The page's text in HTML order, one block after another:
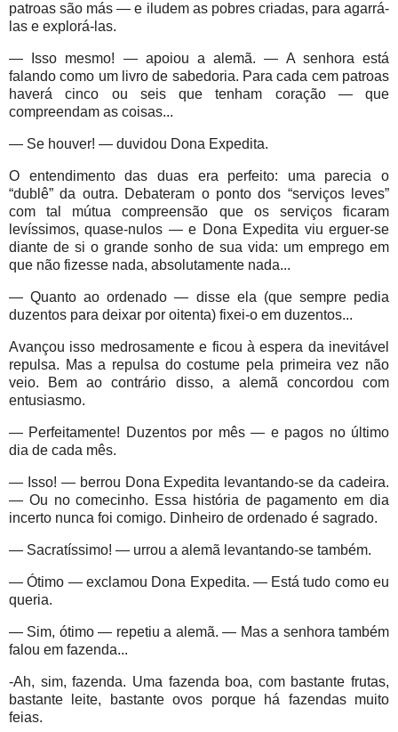
patroas são más — e iludem as pobres criadas, para agarrá-
las e explorá-las.
— Isso mesmo! — apoiou a alemã. — A senhora está
falando como um livro de sabedoria. Para cada cem patroas
haverá cinco ou seis que tenham coração — que
compreendam as coisas...
— Se houver! — duvidou Dona Expedita.
O entendimento das duas era perfeito: uma parecia o
“dublê” da outra. Debateram o ponto dos “serviços leves”
com tal mútua compreensão que os serviços ficaram
levíssimos, quase-nulos — e Dona Expedita viu erguer-se
diante de si o grande sonho de sua vida: um emprego em
que não fizesse nada, absolutamente nada...
— Quanto ao ordenado — disse ela (que sempre pedia
duzentos para deixar por oitenta) fixei-o em duzentos...
Avançou isso medrosamente e ficou à espera da inevitável
repulsa. Mas a repulsa do costume pela primeira vez não
veio. Bem ao contrário disso, a alemã concordou com
entusiasmo.
— Perfeitamente! Duzentos por mês — e pagos no último
dia de cada mês.
— Isso! — berrou Dona Expedita levantando-se da cadeira.
— Ou no comecinho. Essa história de pagamento em dia
incerto nunca foi comigo. Dinheiro de ordenado é sagrado.
— Sacratíssimo! — urrou a alemã levantando-se também.
— Ótimo — exclamou Dona Expedita. — Está tudo como eu
queria.
— Sim, ótimo — repetiu a alemã. — Mas a senhora também
falou em fazenda...
-Ah, sim, fazenda. Uma fazenda boa, com bastante frutas,
bastante leite, bastante ovos porque há fazendas muito
feias.